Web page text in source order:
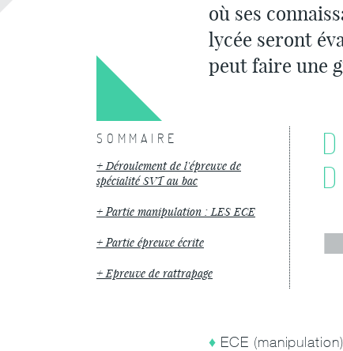
où ses
lycée seront
peut faire une
SOMMAIRE
Déroulement de l'épreuve de
spécialité SVT au bac
Partie manipulation : LES ECE
Partie épreuve écrite
Epreuve de rattrapage
ECE